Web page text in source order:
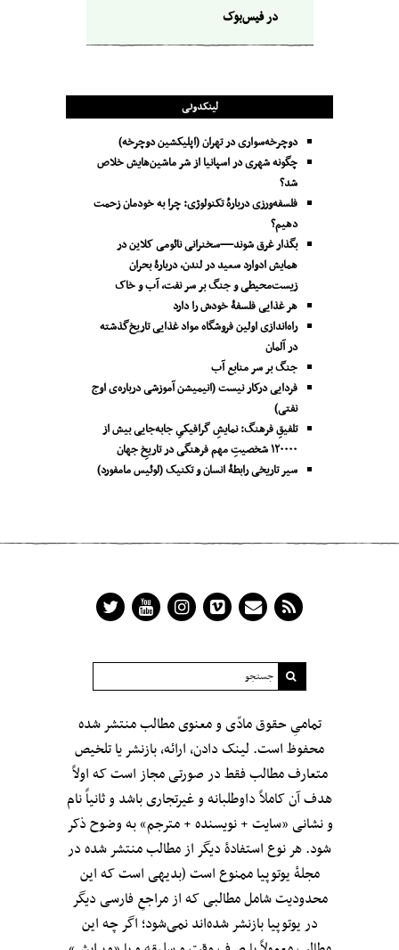
در فیس‌بوک
لینکدونی
دوچرخه‌سواری در تهران (اپلیکشین دوچرخه)
چگونه شهری در اسپانیا از شر ماشین‌هایش خلاص
شد؟
فلسفه‌ورزی دربارهٔ تکنولوژی: چرا به خودمان زحمت
دهیم؟
بگذار غرق شوند—سخنرانی نائومی کلاین در
همایش ادوارد سعید در لندن، دربارۀ بحران
زیست‌محیطی و جنگ بر سر نفت، آب و خاک
هر غذایی فلسفۀ خودش را دارد
راه‌اندازی اولین فروشگاه مواد غذایی تاریخ‌گذشته
در آلمان
جنگ بر سر منابع آب
فردایی درکار نیست (انیمیشن آموزشی درباره‌ی اوج
نفتی)
تلفیقِ فرهنگ: نمایشِ گرافیکیِ جا‌به‌جایی بیش از
۱۲۰۰۰۰ شخصیتِ مهم فرهنگی در تاریخِ جهان
سیر تاریخی رابطۀ انسان و تکنیک (لوئیس مامفورد)
تمامیِ حقوق مادّی و معنوی مطالب منتشر شده
محفوظ است. لینک دادن، ارائه، بازنشر یا تلخیص
متعارف مطالب فقط در صورتی مجاز است که اولاً
هدف آن کاملاً داوطلبانه و غیرتجاری باشد و ثانیاً نام
و نشانی «سایت + نویسنده + مترجم» به وضوح ذکر
شود. هر نوع استفادهٔ دیگر از مطالب منتشر شده در
مجلهٔ یوتوپیا ممنوع است (بدیهی است که این
محدودیت شامل مطالبی که از مراجعِ فارسی دیگر
در یوتوپیا بازنشر شده‌اند نمی‌شود؛ اگر چه این